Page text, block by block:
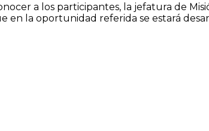
a los participantes, la jefatura de
en la oportunidad referida se estará